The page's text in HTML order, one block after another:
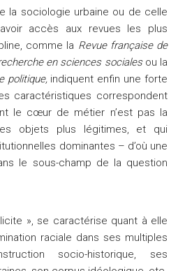
la sociologie urbaine ou de celle
accès aux revues les plus
comme la Revue française de
en sciences socialesou la
politique, indiquent enfin une forte
caractéristiques correspondent
le cœur de métier n’est pas la
objets plus légitimes, et qui
dominantes – d’où une
le sous-champ de la question
», se caractérise quant à elle
raciale dans ses multiples
socio-historique, ses